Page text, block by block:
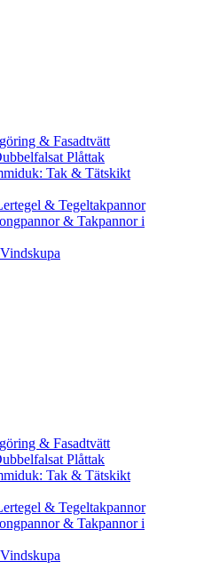
& Fasadtvätt
Plåttak
Tak & Tätskikt
& Tegeltakpannor
& Takpannor i
& Fasadtvätt
Plåttak
Tak & Tätskikt
& Tegeltakpannor
& Takpannor i